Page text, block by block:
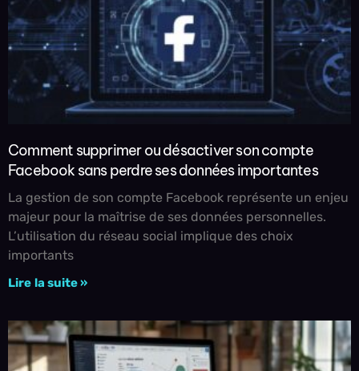
Comment supprimer ou désactiver son compte
Facebook sans perdre ses données importantes
La gestion de son compte Facebook représente un enjeu
majeur pour la maîtrise de ses données personnelles.
L’utilisation du réseau social implique des choix
importants
Lire la suite »